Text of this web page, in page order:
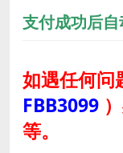
支付成功后自
如遇任何问
FBB3099 ）
等。